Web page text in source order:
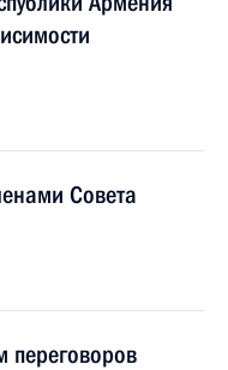
Совета
переговоров